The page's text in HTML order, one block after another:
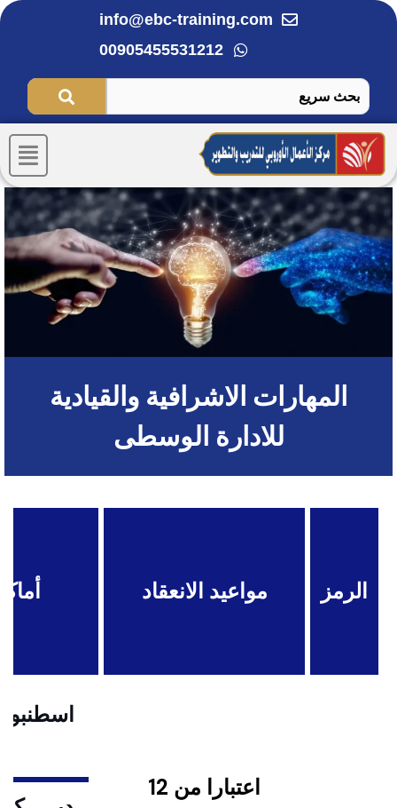
تخطي
info@ebc-training.com
00905455531212
المهارات الاشرافية والقيادية
للادارة الوسطى
الرمز مواعيد الانعقاد
اعتبارا من 12